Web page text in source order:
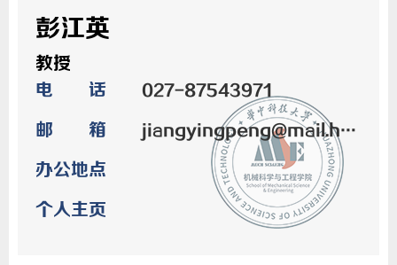
彭江英
教授
电 话
027-87543971
邮 箱 jiangyingpeng@mail.hust.edu.cn
办公地点
个人主页